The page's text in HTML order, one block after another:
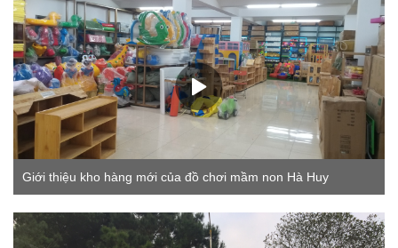
Giới thiệu kho hàng mới của đồ chơi mầm non Hà Huy